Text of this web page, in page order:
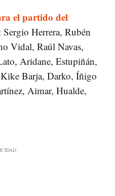
el partido del
Sergio Herrera, Rubén
Vidal, Raúl Navas,
Aridane, Estupiñán,
Barja, Darko, Íñigo
Aimar, Hualde,